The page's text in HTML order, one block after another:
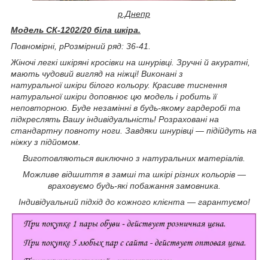
р.Днепр
Модель СК-1202/20 біла шкіра.
Повномірні, рРозмірний ряд: 36-41.
Жіночі легкі шкіряні кросівки на шнурівці. Зручні й акуратні,
мають чудовий вигляд на ніжці! Виконані з
натуральної шкіри білого кольору. Красиве тиснення
натуральної шкіри доповнює цю модель і робить її
неповторною. Буде незамінні в будь-якому гардеробі та
підкреслять Вашу індивідуальність! Розраховані на
стандартну повноту ноги. Завдяки шнурівці — підійдуть на
ніжку з підйомом.
Виготовляються виключно з натуральних матеріалів.
Можливе відшиття в замші та шкірі різних кольорів —
враховуємо будь-які побажання замовника.
Індивідуальний підхід до кожного клієнта — гарантуємо!